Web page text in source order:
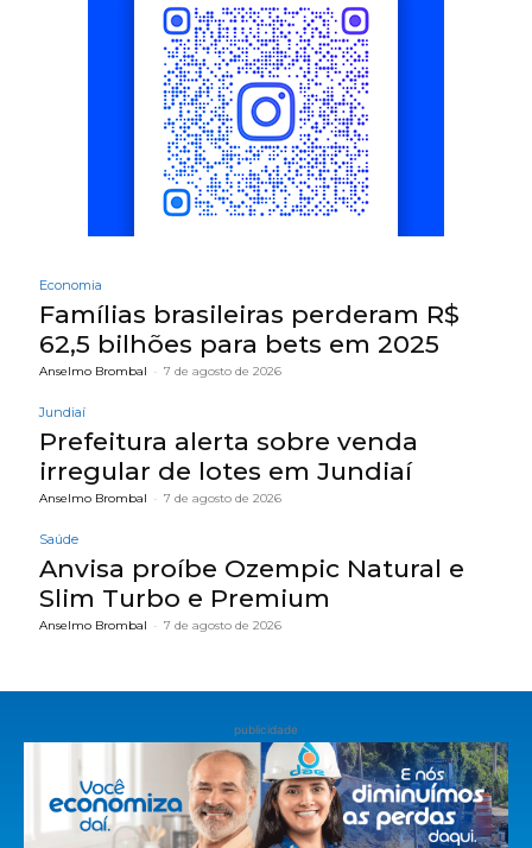
Economia
Famílias brasileiras perderam R$
62,5 bilhões para bets em 2025
Anselmo Brombal - 7 de agosto de 2026
Jundiaí
Prefeitura alerta sobre venda
irregular de lotes em Jundiaí
Anselmo Brombal - 7 de agosto de 2026
Saúde
Anvisa proíbe Ozempic Natural e
Slim Turbo e Premium
Anselmo Brombal - 7 de agosto de 2026
publicidade